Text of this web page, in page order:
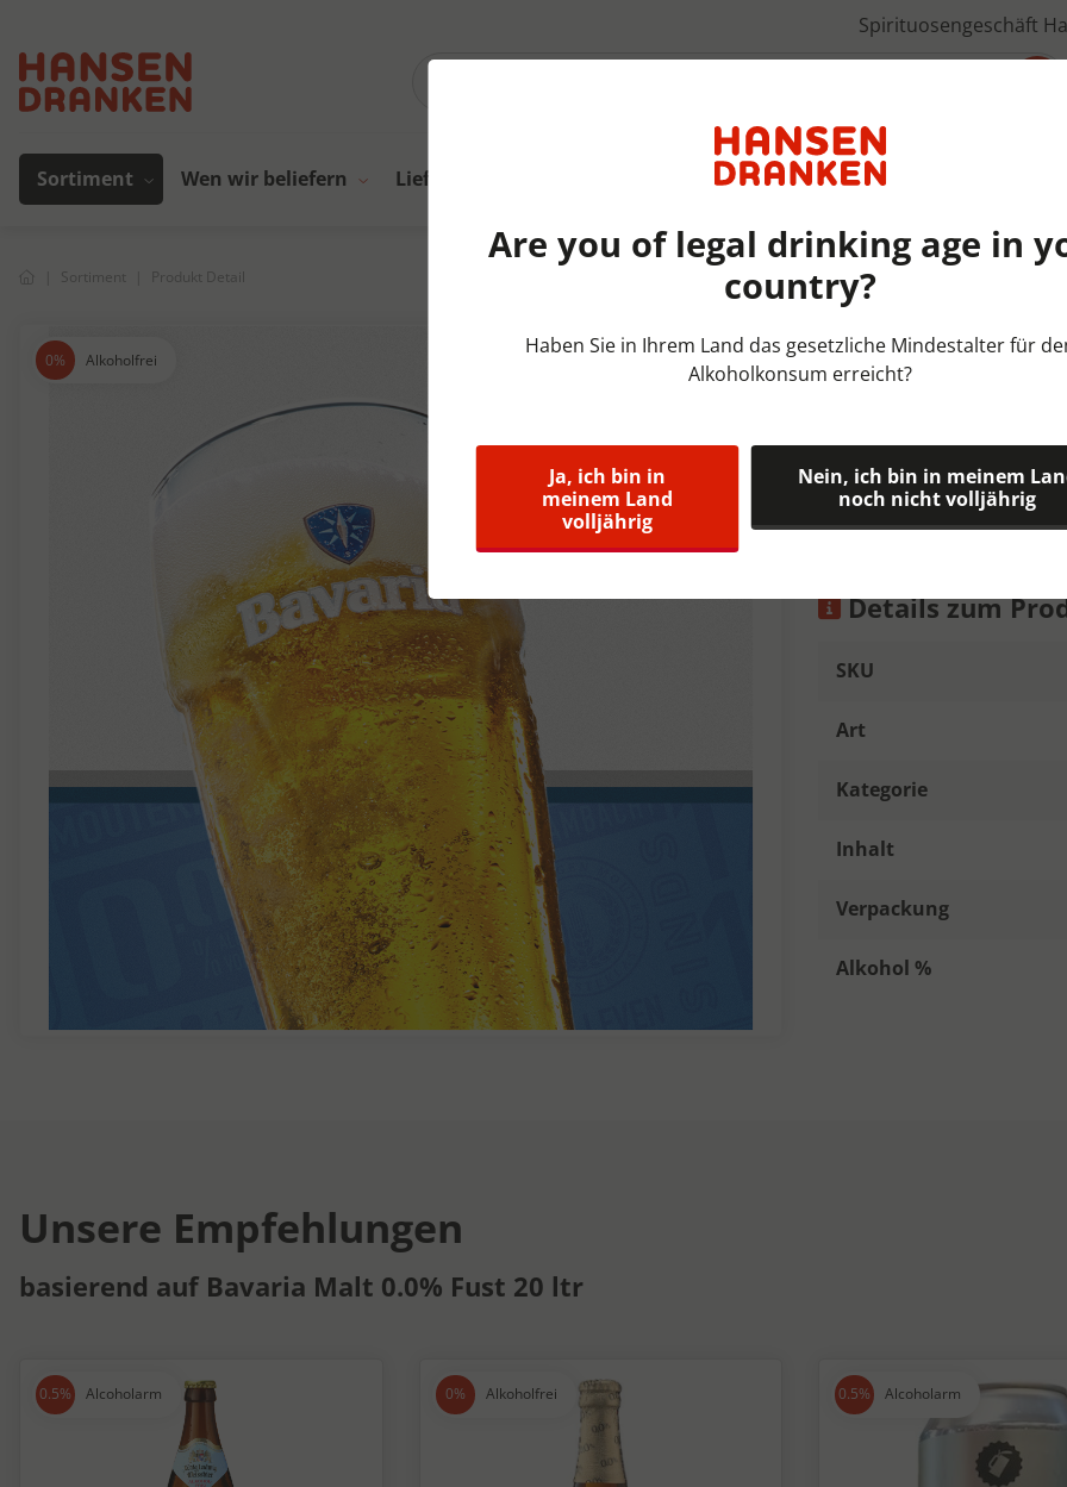
Spirituosengeschäft
Sortiment Wen wir beliefern Lieferanten
Sortiment Produkt Detail
Alkoholfrei
Alcohol vrij & Malt Bieren |
Bavaria
Bavaria Malt 0.0% is een
brouwerijen van
maar ook een natuurlijke
Details zum
SKU
Art
Kategorie
Inhalt
Verpackung
Alkohol %
Unsere Empfehlungen
basierend auf Bavaria Malt 0.0% Fust 20 ltr
Alcoholarm Alkoholfrei Alcoholarm
Are you of legal drinking age in
country?
Haben Sie in Ihrem Land das gesetzliche Mindestalter für
Alkoholkonsum erreicht?
Ja, ich bin in
meinem Land
volljährig
Nein, ich bin in meinem
noch nicht volljährig